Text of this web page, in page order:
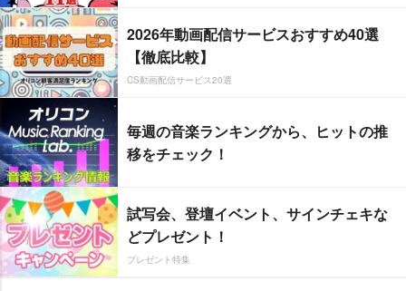
2026年動画配信サービスおすすめ40選
【徹底比較】
CS動画配信サービス20選
毎週の音楽ランキングから、ヒットの推
移をチェック！
試写会、登壇イベント、サインチェキな
どプレゼント！
プレゼント特集